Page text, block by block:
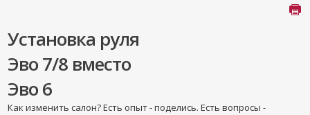
Установка руля
Эво 7/8 вместо
Эво 6
Как изменить салон? Есть опыт - поделись. Есть вопросы -